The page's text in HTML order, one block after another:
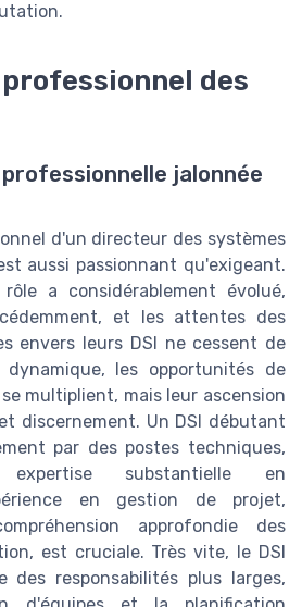
des
jalonnée
d'un directeur des systèmes
aussi passionnant qu'exigeant.
a considérablement évolué,
et les attentes des
envers leurs DSI ne cessent de
les opportunités de
multiplient, mais leur ascension
discernement. Un DSI débutant
par des postes techniques,
substantielle en
en gestion de projet,
approfondie des
est cruciale. Très vite, le DSI
responsabilités plus larges,